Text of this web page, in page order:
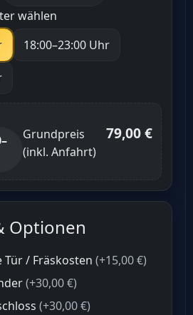
wählen
18:00–23:00 Uhr
Grundpreis
(inkl. Anfahrt)
79,00 €
Optionen
Tür / Fräskosten (+15,00 €)
(+30,00 €)
(+30,00 €)